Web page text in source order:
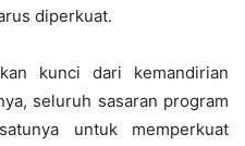
diperkuat.
kunci dari kemandirian
seluruh sasaran program
untuk memperkuat